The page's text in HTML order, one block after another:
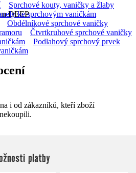
DEEP
Sprchové kouty, vaničky a žlaby
ke sprchovým vaničkám
Obdélníkové sprchové vaničky
Čtvrtkruhové sprchové vaničky
Podlahový sprchový prvek
i od zákazníků, kteří zboží
platby